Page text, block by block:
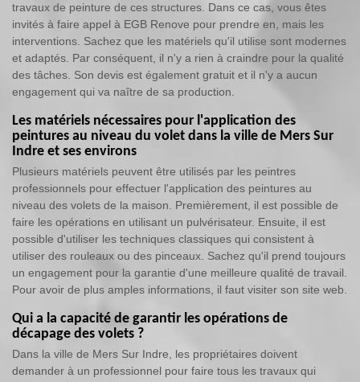
travaux de peinture de ces structures. Dans ce cas, vous êtes
invités à faire appel à EGB Renove pour prendre en, mais les
interventions. Sachez que les matériels qu'il utilise sont modernes
et adaptés. Par conséquent, il n'y a rien à craindre pour la qualité
des tâches. Son devis est également gratuit et il n'y a aucun
engagement qui va naître de sa production.
Les matériels nécessaires pour l'application des
peintures au niveau du volet dans la ville de Mers Sur
Indre et ses environs
Plusieurs matériels peuvent être utilisés par les peintres
professionnels pour effectuer l'application des peintures au
niveau des volets de la maison. Premièrement, il est possible de
faire les opérations en utilisant un pulvérisateur. Ensuite, il est
possible d'utiliser les techniques classiques qui consistent à
utiliser des rouleaux ou des pinceaux. Sachez qu'il prend toujours
un engagement pour la garantie d'une meilleure qualité de travail.
Pour avoir de plus amples informations, il faut visiter son site web.
Qui a la capacité de garantir les opérations de
décapage des volets ?
Dans la ville de Mers Sur Indre, les propriétaires doivent
demander à un professionnel pour faire tous les travaux qui